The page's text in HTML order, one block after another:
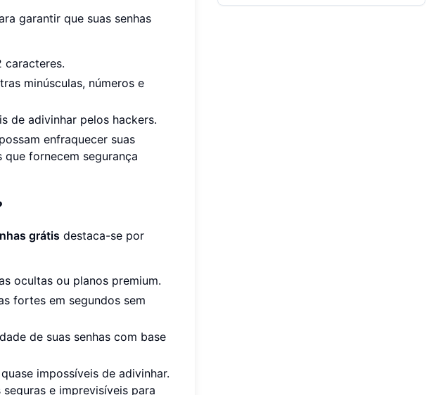
garantir que suas senhas
caracteres.
minúsculas, números e
de adivinhar pelos hackers.
enfraquecer suas
fornecem segurança
grátis destaca-se por
ocultas ou planos premium.
fortes em segundos sem
de suas senhas com base
impossíveis de adivinhar.
e imprevisíveis para